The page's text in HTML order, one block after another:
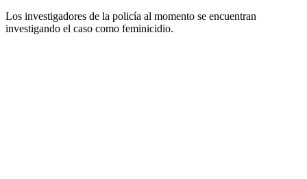
Los investigadores de la policía al momento se encuentran
investigando el caso como feminicidio.